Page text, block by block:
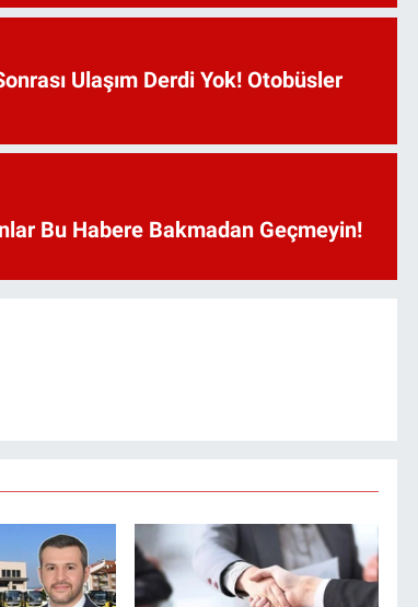
Ulaşım Derdi Yok! Otobüsler
Bu Habere Bakmadan Geçmeyin!